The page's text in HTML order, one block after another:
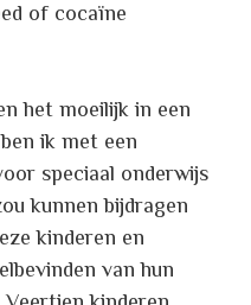
of cocaïne
het moeilijk in een
ik met een
speciaal onderwijs
kunnen bijdragen
kinderen en
van hun